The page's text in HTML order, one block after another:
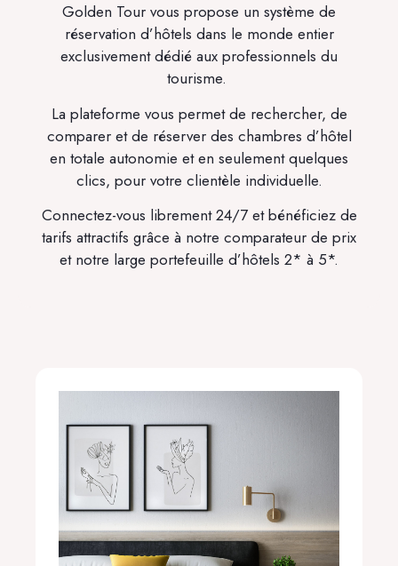
Golden Tour vous propose un système de
réservation d’hôtels dans le monde entier
exclusivement dédié aux professionnels du
tourisme.
La plateforme vous permet de rechercher, de
comparer et de réserver des chambres d’hôtel
en totale autonomie et en seulement quelques
clics, pour votre clientèle individuelle.
Connectez-vous librement 24/7 et bénéficiez de
tarifs attractifs grâce à notre comparateur de prix
et notre large portefeuille d’hôtels 2* à 5*.